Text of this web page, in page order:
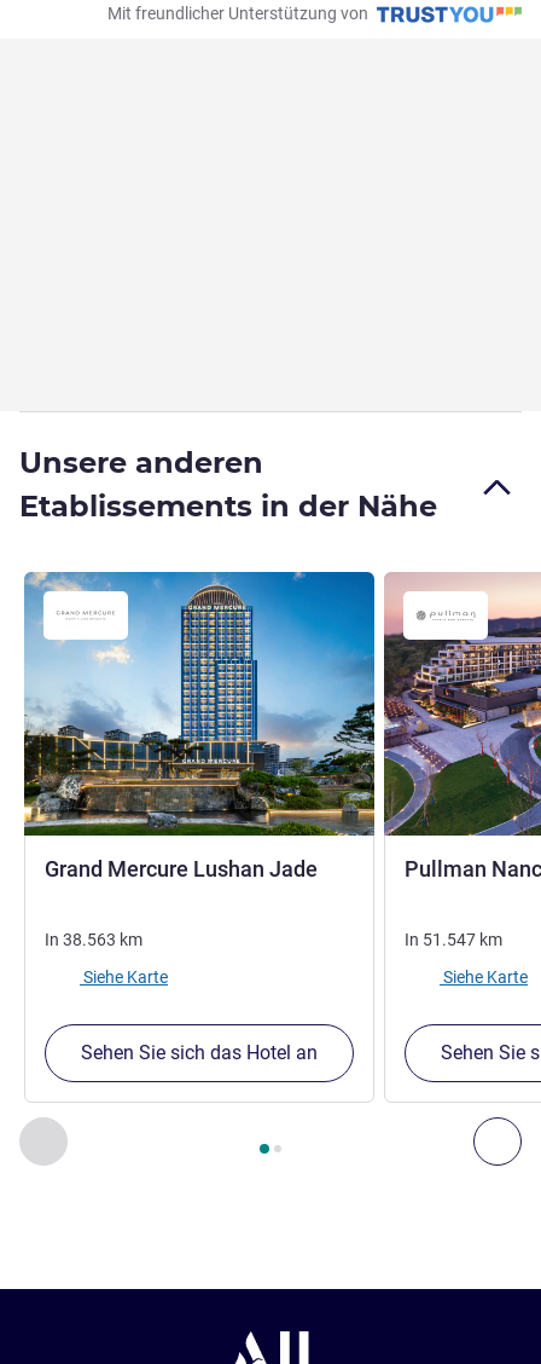
Mit freundlicher Unterstützung von
Unsere anderen
Etablissements in der Nähe
Zurück - Unsere anderen Etablissements in der Nähe
Seite , Unsere anderen Etablissements in der Nähe
Grand Mercure Lushan Jade
In 38.563 km
Siehe Karte
Sehen Sie sich das Hotel an
Pullman
In 51.547 km
Siehe Karte
Sehen Sie